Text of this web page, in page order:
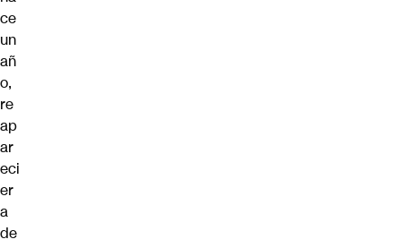
ce
un
añ
o,
re
ap
ar
eci
er
a
de